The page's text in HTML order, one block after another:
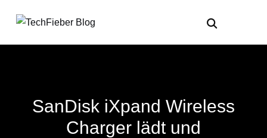
SanDisk iXpand Wireless
Charger lädt und